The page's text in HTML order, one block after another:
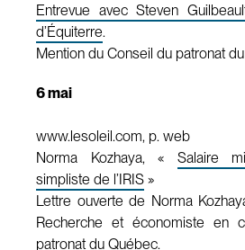
Entrevue avec Steven
d’Équiterre.
Mention du Conseil du patronat
6 mai
www.lesoleil.com, p. web
Norma Kozhaya, « Salaire
simpliste de l’IRIS »
Lettre ouverte de Norma
Recherche et économiste en
patronat du Québec.